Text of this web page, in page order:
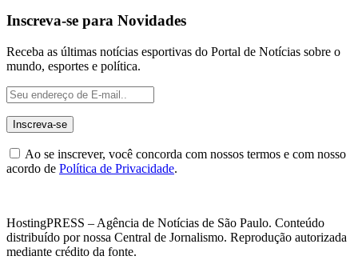
Inscreva-se para Novidades
Receba as últimas notícias esportivas do Portal de Notícias sobre o
mundo, esportes e política.
Ao se inscrever, você concorda com nossos termos e com nosso
acordo de Política de Privacidade.
HostingPRESS – Agência de Notícias de São Paulo. Conteúdo
distribuído por nossa Central de Jornalismo. Reprodução autorizada
mediante crédito da fonte.